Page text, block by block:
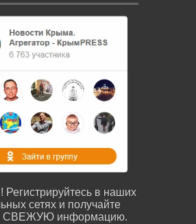
Регистрируйтесь в наших
сетях и получайте
информацию.